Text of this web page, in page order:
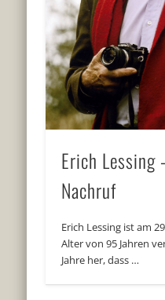
Erich Lessing
Nachruf
Erich Lessing ist am
Alter von 95 Jahren
Jahre her, dass …